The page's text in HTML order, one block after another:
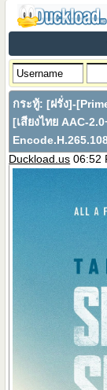
กระทู้:[ฝรั่ง]-
[เสียงไทย AAC-
Duckload.us 06:52